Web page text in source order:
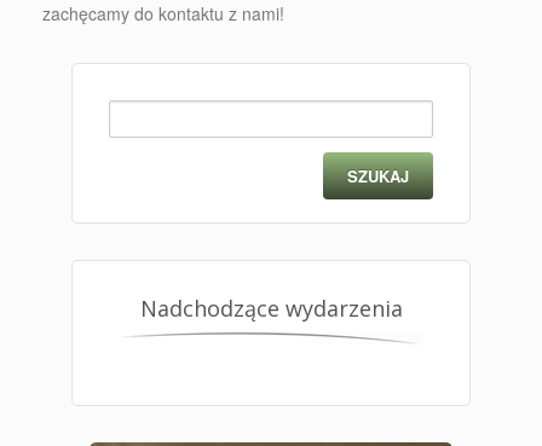
zachęcamy do kontaktu z nami!
Szukaj:
Nadchodzące wydarzenia